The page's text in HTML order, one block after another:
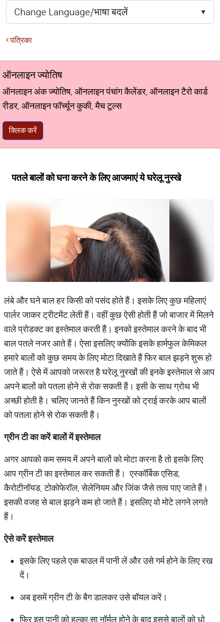
पत्रिका
ऑनलाइन ज्योतिष
ऑनलाइन अंक ज्योतिष, ऑनलाइन पंचांग कैलेंडर, ऑनलाइन टैरो कार्ड
रीडर, ऑनलाइन फॉर्च्यून कुकी, मैच टूल्स
क्लिक करें
पतले बालों को घना करने के लिए आजमाएं ये घरेलू नुस्खे
लंबे और घने बाल हर किसी को पसंद होते हैं। इसके लिए कुछ महिलाएं
पार्लर जाकर ट्रीटमेंट लेती हैं। वहीं कुछ ऐसी होती हैं जो बाजार में मिलने
वाले प्रोडक्ट का इस्तेमाल करती हैं। इनको इस्तेमाल करने के बाद भी
बाल पतले नजर आते हैं। ऐसा इसलिए क्योंकि इसके हार्मफुल केमिकल
हमारे बालों को कुछ समय के लिए मोटा दिखाते हैं फिर बाल झड़ने शुरू हो
जाते हैं। ऐसे में आपको जरूरत है घरेलू नुस्खों की इनके इस्तेमाल से आप
अपने बालों को पतला होने से रोक सकती हैं। इसी के साथ ग्रोथ भी
अच्छी होती है। चलिए जानते हैं किन नुस्खों को ट्राई करके आप बालों
को पतला होने से रोक सकती हैं।
ग्रीन टी का करें बालों में इस्तेमाल
अगर आपको कम समय में अपने बालों को मोटा करना है तो इसके लिए
आप ग्रीन टी का इस्तेमाल कर सकती हैं। एस्कॉर्बिक एसिड,
कैरोटीनॉयड, टोकोफेरॉल, सेलेनियम और जिंक जैसे तत्व पाए जाते हैं।
इसकी वजह से बाल झड़ने कम हो जाते हैं। इसलिए वो मोटे लगने लगते
हैं।
ऐसे करें इस्तेमाल
इसके लिए पहले एक बाउल में पानी लें और उसे गर्म होने के लिए रख
दें।
अब इसमें ग्रीन टी के बैग डालकर उसे बॉयल करें।
फिर इस पानी को हल्का सा नॉर्मल होने के बाद इससे बालों को धो